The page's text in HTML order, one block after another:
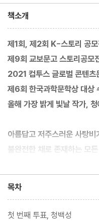
책소개
제1회, 제2회 K-스토리 공모
제9회 교보문고 스토리공모
2021 컴투스 글로벌 콘텐츠
제6회 한국과학문학상 대상
올해 가장 밝게 빛날 작가,
아름답고 저주스러운 사탕
불완전한 채로 존재하는 모
이상기후 사탕비로 인해 무
목차
첫 번째 투표, 청백성